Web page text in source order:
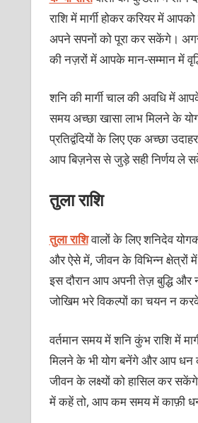
राशि में मार्गी होकर करियर में
अपने सपनों को पूरा कर सकेंगे। अगर
की नज़रों में आपके मान-सम्मान में
शनि की मार्गी चाल की अवधि में
समय अच्छा खासा लाभ मिलने के
प्रतिद्वंदियों के लिए एक अच्छा
आप बिज़नेस से जुड़े सही निर्णय ले
तुला राशि
तुला राशिवालों के लिए शनिदेव
और ऐसे में, जीवन के विभिन्न क्षेत्रों
इस दौरान आप अपनी तेज़ बुद्धि
जोखिम भरे विकल्पों का चयन न
वर्तमान समय में शनि कुंभ राशि में
मिलने के भी योग बनेंगे और आप धन
जीवन के लक्ष्यों को हासिल कर
में कहें तो, आप कम समय में काफ़ी